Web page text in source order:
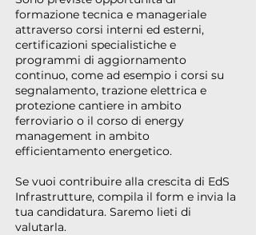
formazione tecnica e manageriale
attraverso corsi interni ed esterni,
certificazioni specialistiche e
programmi di aggiornamento
continuo, come ad esempio i corsi su
segnalamento, trazione elettrica e
protezione cantiere in ambito
ferroviario o il corso di energy
management in ambito
efficientamento energetico.
Se vuoi contribuire alla crescita di EdS
Infrastrutture, compila il form e invia la
tua candidatura. Saremo lieti di
valutarla.